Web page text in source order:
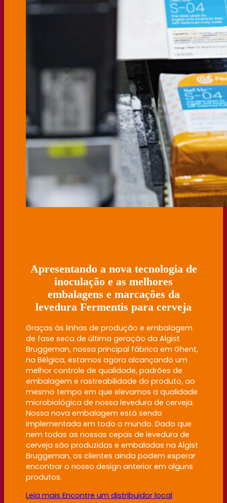
Apresentando a nova tecnologia de
inoculação e as melhores
embalagens e marcações da
levedura Fermentis para cerveja
Graças às linhas de produção e embalagem
de fase seca de última geração da Algist
Bruggeman, nossa principal fábrica em Ghent,
na Bélgica, estamos agora alcançando um
melhor controle de qualidade, padrões de
embalagem e rastreabilidade do produto, ao
mesmo tempo em que elevamos a qualidade
microbiológica de nossa levedura de cerveja.
Nossa nova embalagem está sendo
implementada em todo o mundo. Dado que
nem todas as nossas cepas de levedura de
cerveja são produzidas e embaladas na Algist
Bruggeman, os clientes ainda podem esperar
encontrar o nosso design anterior em alguns
produtos.
Leia mais Encontre um distribuidor local